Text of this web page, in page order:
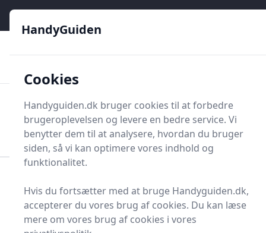
HandyGuiden
Søg nu
Søg nu
Radiatorer og tilbehør
Håndklædevarmer
Håndklædevarmere - 24
HandyGuiden
Cookies
Handyguiden.dk bruger cookies til at forbedre
brugeroplevelsen og levere en bedre service. Vi
benytter dem til at analysere, hvordan du bruger
siden, så vi kan optimere vores indhold og
funktionalitet.
Hvis du fortsætter med at bruge Handyguiden.dk,
accepterer du vores brug af cookies. Du kan læse
mere om vores brug af cookies i vores